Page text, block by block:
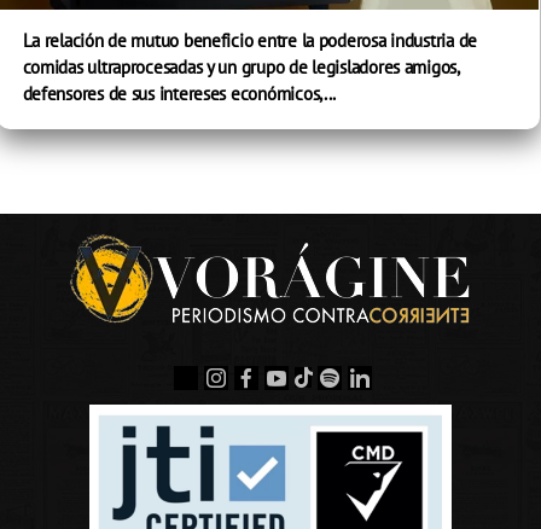
La relación de mutuo beneficio entre la poderosa industria de
comidas ultraprocesadas y un grupo de legisladores amigos,
defensores de sus intereses económicos,...